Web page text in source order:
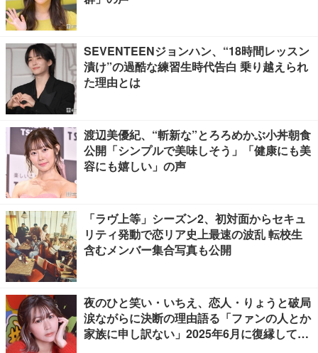
SEVENTEENジョンハン、“18時間レッスン
漬け”の過酷な練習生時代告白 乗り越えられ
た理由とは
渡辺美優紀、“斬新な”とろろめかぶ小丼朝食
公開「シンプルで美味しそう」「健康にも美
容にも嬉しい」の声
「ラヴ上等」シーズン2、初対面からセキュ
リティ発動で恋リア史上最速の波乱 転校生
含むメンバー集合写真も公開
夜のひと笑い・いちえ、恋人・りょうと破局
涙ながらに決断の理由語る「ファンの人とか
家族に申し訳ない」2025年6月に復縁してい